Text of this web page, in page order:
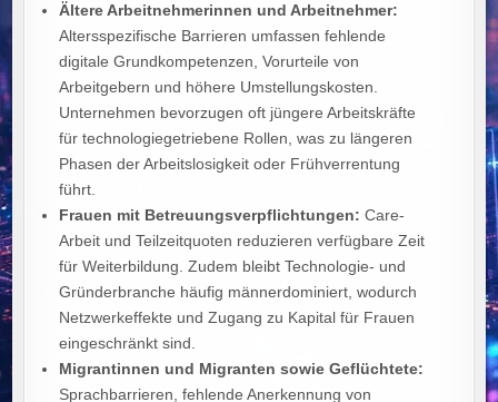
Ältere Arbeitnehmerinnen und Arbeitnehmer:
Altersspezifische Barrieren umfassen fehlende
digitale Grundkompetenzen, Vorurteile von
Arbeitgebern und höhere Umstellungskosten.
Unternehmen bevorzugen oft jüngere Arbeitskräfte
für technologiegetriebene Rollen, was zu längeren
Phasen der Arbeitslosigkeit oder Frühverrentung
führt.
Frauen mit Betreuungsverpflichtungen: Care-
Arbeit und Teilzeitquoten reduzieren verfügbare Zeit
für Weiterbildung. Zudem bleibt Technologie- und
Gründerbranche häufig männerdominiert, wodurch
Netzwerkeffekte und Zugang zu Kapital für Frauen
eingeschränkt sind.
Migrantinnen und Migranten sowie Geflüchtete:
Sprachbarrieren, fehlende Anerkennung von